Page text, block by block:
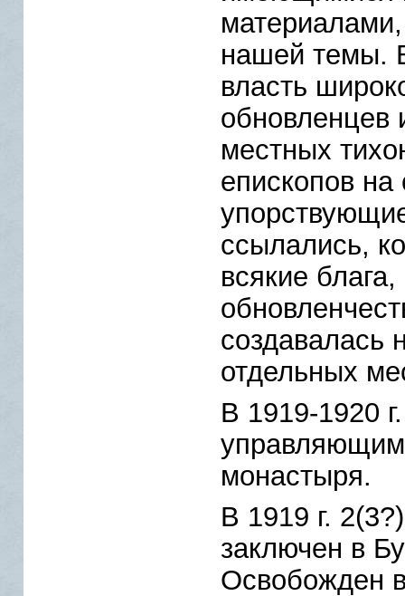
нашей темы.
власть
обновленцев
местных
епископов
ссылались,
всякие
создавалась
отдельных
В 1919-1920
управляющим
монастыря.
В 1919 г.
заключен в
Освобожден